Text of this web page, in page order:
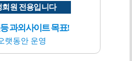
회원 전용입니다
과외사이트 목표!
랫동안 운영